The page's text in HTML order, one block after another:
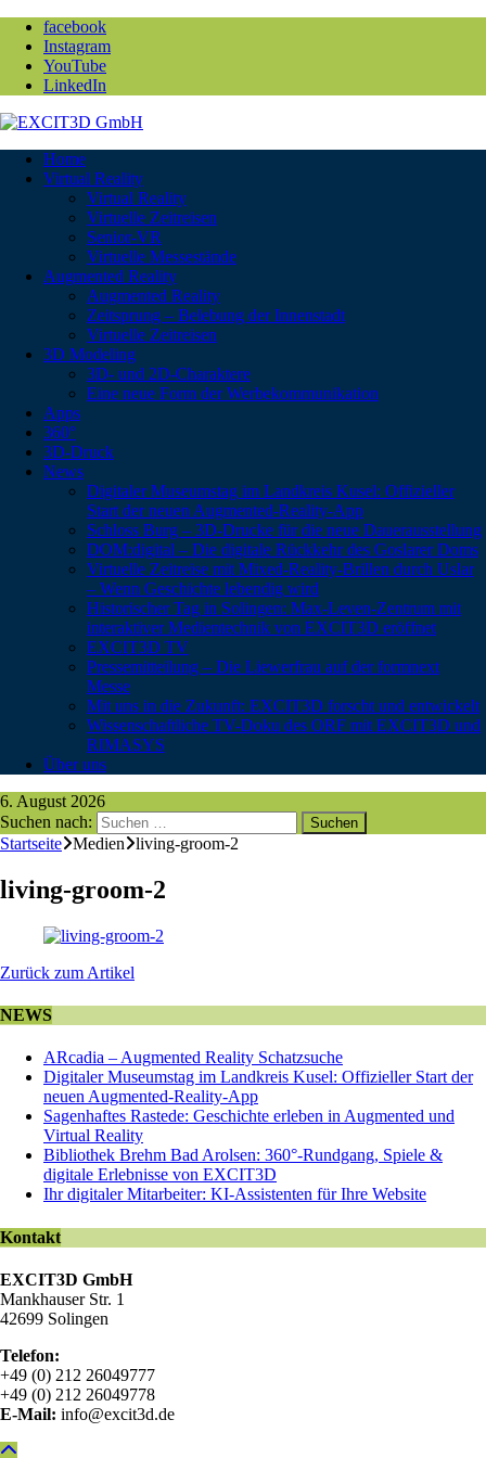
facebook
Instagram
YouTube
LinkedIn
Home
Virtual Reality
Virtual Reality
Virtuelle Zeitreisen
Senior-VR
Virtuelle Messestände
Augmented Reality
Augmented Reality
Zeitsprung – Belebung der Innenstadt
Virtuelle Zeitreisen
3D Modeling
3D- und 2D-Charaktere
Eine neue Form der Werbekommunikation
Apps
360°
3D-Druck
News
Digitaler Museumstag im Landkreis Kusel: Offizieller
Start der neuen Augmented-Reality-App
Schloss Burg – 3D-Drucke für die neue Dauerausstellung
DOM:digital – Die digitale Rückkehr des Goslarer Doms
Virtuelle Zeitreise mit Mixed-Reality-Brillen durch Uslar
– Wenn Geschichte lebendig wird
Historischer Tag in Solingen: Max-Leven-Zentrum mit
interaktiver Medientechnik von EXCIT3D eröffnet
EXCIT3D TV
Pressemitteilung – Die Liewerfrau auf der formnext
Messe
Mit uns in die Zukunft: EXCIT3D forscht und entwickelt
Wissenschaftliche TV-Doku des ORF mit EXCIT3D und
RIMASYS
Über uns
6. August 2026
Suchen nach:
Startseite Medien living-groom-2
living-groom-2
Zurück zum Artikel
NEWS
ARcadia – Augmented Reality Schatzsuche
Digitaler Museumstag im Landkreis Kusel: Offizieller Start der
neuen Augmented-Reality-App
Sagenhaftes Rastede: Geschichte erleben in Augmented und
Virtual Reality
Bibliothek Brehm Bad Arolsen: 360°-Rundgang, Spiele &
digitale Erlebnisse von EXCIT3D
Ihr digitaler Mitarbeiter: KI-Assistenten für Ihre Website
Kontakt
EXCIT3D GmbH
Mankhauser Str. 1
42699 Solingen
Telefon:
+49 (0) 212 26049777
+49 (0) 212 26049778
E-Mail: info@excit3d.de